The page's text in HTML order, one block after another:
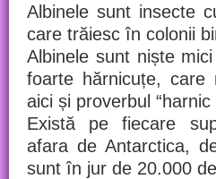
Albinele sunt insecte
care trăiesc în colonii
Albinele sunt niște
foarte hărnicuțe,
aici și proverbul “harnic
Există pe fiecare
afara de Antarctica,
sunt în jur de 20.000